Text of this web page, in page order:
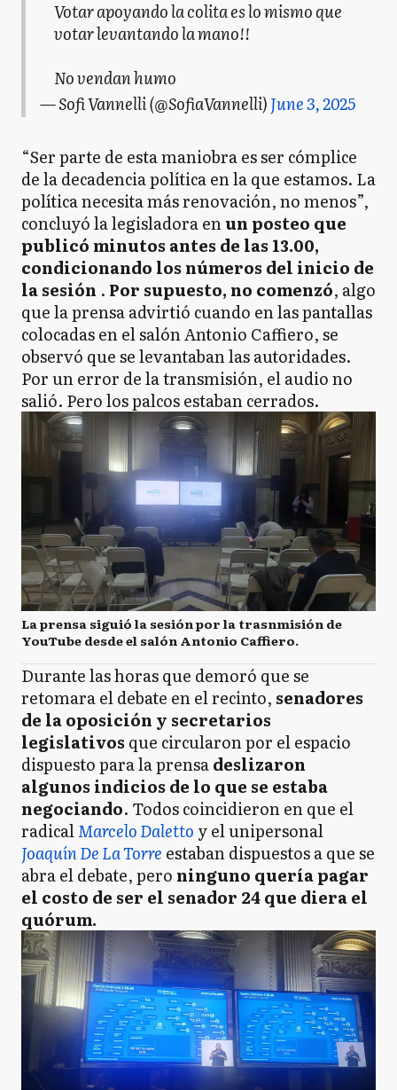
Votar apoyando la colita es lo mismo que
votar levantando la mano!!
No vendan humo
— Sofi Vannelli (@SofiaVannelli)June 3, 2025
“Ser parte de esta maniobra es ser cómplice
de la decadencia política en la que estamos. La
política necesita más renovación, no menos”,
concluyó la legisladora enun posteo que
publicó minutos antes de las 13.00,
condicionando los números del inicio de
la sesión . Por supuesto, no comenzó, algo
que la prensa advirtió cuando en las pantallas
colocadas en el salón Antonio Caffiero, se
observó que se levantaban las autoridades.
Por un error de la transmisión, el audio no
salió. Pero los palcos estaban cerrados.
La prensa siguió la sesión por la trasnmisión de
YouTube desde el salón Antonio Caffiero.
Durante las horas que demoró que se
retomara el debate en el recinto, senadores
de la oposición y secretarios
legislativos que circularon por el espacio
dispuesto para la prensadeslizaron
algunos indicios de lo que se estaba
negociando. Todos coincidieron en que el
radicalMarcelo Daletto y el unipersonal
Joaquín De La Torre estaban dispuestos a que se
abra el debate, pero ninguno quería pagar
el costo de ser el senador 24 que diera el
quórum.